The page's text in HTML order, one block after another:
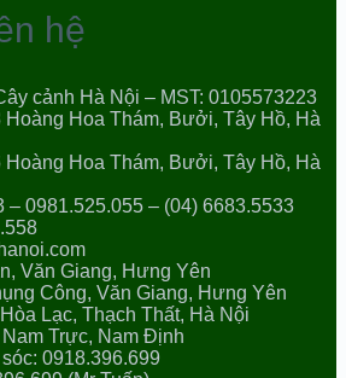
hệ
cảnh Hà Nội – MST: 0105573223
Hoàng Hoa Thám, Bưởi, Tây Hồ, Hà
Hoàng Hoa Thám, Bưởi, Tây Hồ, Hà
– 0981.525.055 – (04) 6683.5533
Văn Giang, Hưng Yên
Công, Văn Giang, Hưng Yên
Lạc, Thạch Thất, Hà Nội
Trực, Nam Định
0918.396.699